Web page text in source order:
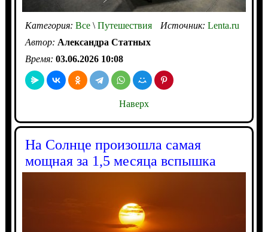
Категория: Все\Путешествия Источник: Lenta.ru
Автор: Александра Статных
Время: 03.06.2026 10:08
Наверх
На Солнце произошла самая
мощная за 1,5 месяца вспышка